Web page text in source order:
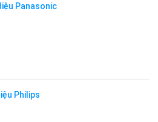
Panasonic
Philips